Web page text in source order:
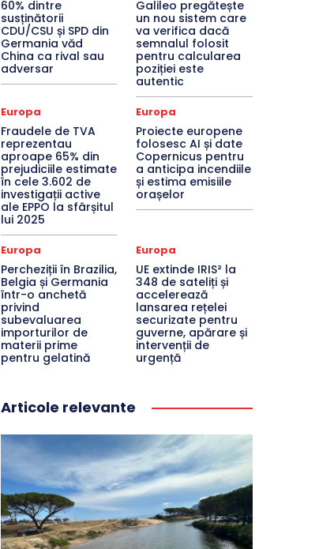
60% dintre
susținătorii
CDU/CSU și SPD din
Germania văd
China ca rival sau
adversar
Galileo pregătește
un nou sistem care
va verifica dacă
semnalul folosit
pentru calcularea
poziției este
autentic
Europa
Fraudele de TVA
reprezentau
aproape 65% din
prejudiciile estimate
în cele 3.602 de
investigații active
ale EPPO la sfârșitul
lui 2025
Europa
Proiecte europene
folosesc AI și date
Copernicus pentru
a anticipa incendiile
și estima emisiile
orașelor
Europa
Percheziții în Brazilia,
Belgia și Germania
într-o anchetă
privind
subevaluarea
importurilor de
materii prime
pentru gelatină
Europa
UE extinde IRIS² la
348 de sateliți și
accelerează
lansarea rețelei
securizate pentru
guverne, apărare și
intervenții de
urgență
Articole relevante